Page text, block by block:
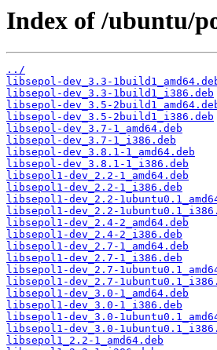
Index of /ubuntu/
../
libsepol-dev_3.3-
libsepol-dev_3.3-1build1_i386.deb
libsepol-dev_3.5-
libsepol-dev_3.5-2build1_i386.deb
libsepol-dev_3.7-1_amd64.deb
libsepol-dev_3.7-1_i386.deb
libsepol-dev_3.8.1-1_amd64.deb
libsepol-dev_3.8.1-1_i386.deb
libsepol1-dev_2.2-1_amd64.deb
libsepol1-dev_2.2-1_i386.deb
libsepol1-dev_2.2-
libsepol1-dev_2.2-
libsepol1-dev_2.4-2_amd64.deb
libsepol1-dev_2.4-2_i386.deb
libsepol1-dev_2.7-1_amd64.deb
libsepol1-dev_2.7-1_i386.deb
libsepol1-dev_2.7-
libsepol1-dev_2.7-
libsepol1-dev_3.0-1_amd64.deb
libsepol1-dev_3.0-1_i386.deb
libsepol1-dev_3.0-
libsepol1-dev_3.0-
libsepol1_2.2-1_amd64.deb